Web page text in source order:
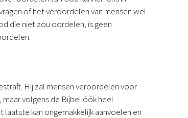
of het veroordelen van mensen wel
die niet zou oordelen, is geen
Hij zal mensen veroordelen voor
maar volgens de Bijbel óók heel
laatste kan ongemakkelijk aanvoelen en
Podcast
Magazine
Het Studiehuis (cursus)
Webshop
Over ons